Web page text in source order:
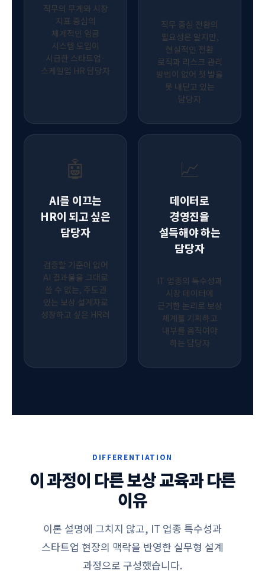
직무의 무게와 시장
지표 중심의
체계적인 임금
시스템 도입이
시급한 스타트업·
스케일업 HR 담당자
직무 중심 전환의
필요성은 알지만,
현실적인 전환
로직과 리스크 관리
방법이 없어 첫 발을
못 내딛고 있는
담당자
🤖
AI를 이끄는
HR이 되고 싶은
담당자
검증할 기준이 없어
AI 결과물을 그대로
쓸 수 없는, 주도권
있는 보상 설계자로
성장하고 싶은 HR러
📈
데이터로
경영진을
설득해야 하는
담당자
IT 업종의 특수성과
시장 데이터에
근거한 논리로 보상
체계를 기획하고
내부를 움직여야
하는 담당자
DIFFERENTIATION
이 과정이 다른 보상 교육과 다른
이유
이론 설명에 그치지 않고, IT 업종 특수성과
스타트업 현장의 맥락을 반영한 실무형 설계
과정으로 구성했습니다.